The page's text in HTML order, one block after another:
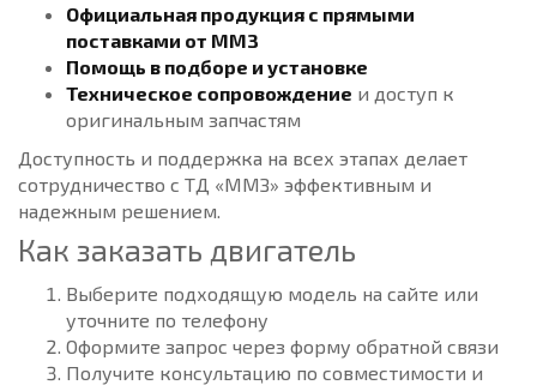
Официальная продукция с прямыми
поставками от ММЗ
Помощь в подборе и установке
Техническое сопровождение и доступ к
оригинальным запчастям
Доступность и поддержка на всех этапах делает
сотрудничество с ТД «ММЗ» эффективным и
надежным решением.
Как заказать двигатель
Выберите подходящую модель на сайте или
уточните по телефону
Оформите запрос через форму обратной связи
Получите консультацию по совместимости и